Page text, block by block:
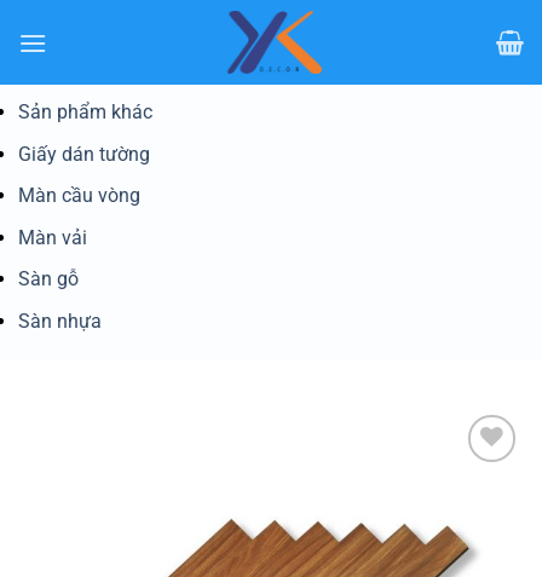
qua
dungSản phẩm khác
Giấy dán tường
Màn cầu vòng
Màn vải
Sàn gỗ
Sàn nhựa